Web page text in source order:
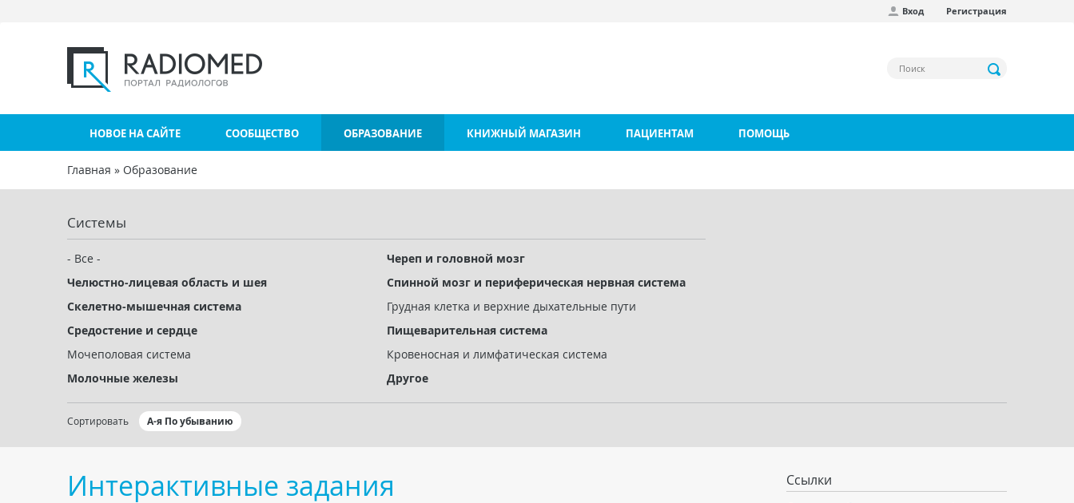
Вход Регистрация
НОВОЕ НА САЙТЕ СООБЩЕСТВО ОБРАЗОВАНИЕ КНИЖНЫЙ МАГАЗИН ПАЦИЕНТАМ ПОМОЩЬ
Вы здесь
Главная » Образование
Системы
- Все -
Череп и головной мозг
Челюстно-лицевая область и шея
Спинной мозг и периферическая нервная система
Скелетно-мышечная система
Грудная клетка и верхние дыхательные пути
Средостение и сердце
Пищеварительная система
Мочеполовая система
Кровеносная и лимфатическая система
Молочные железы
Другое
Сортировать А-я По убыванию
Интерактивные задания Ссылки